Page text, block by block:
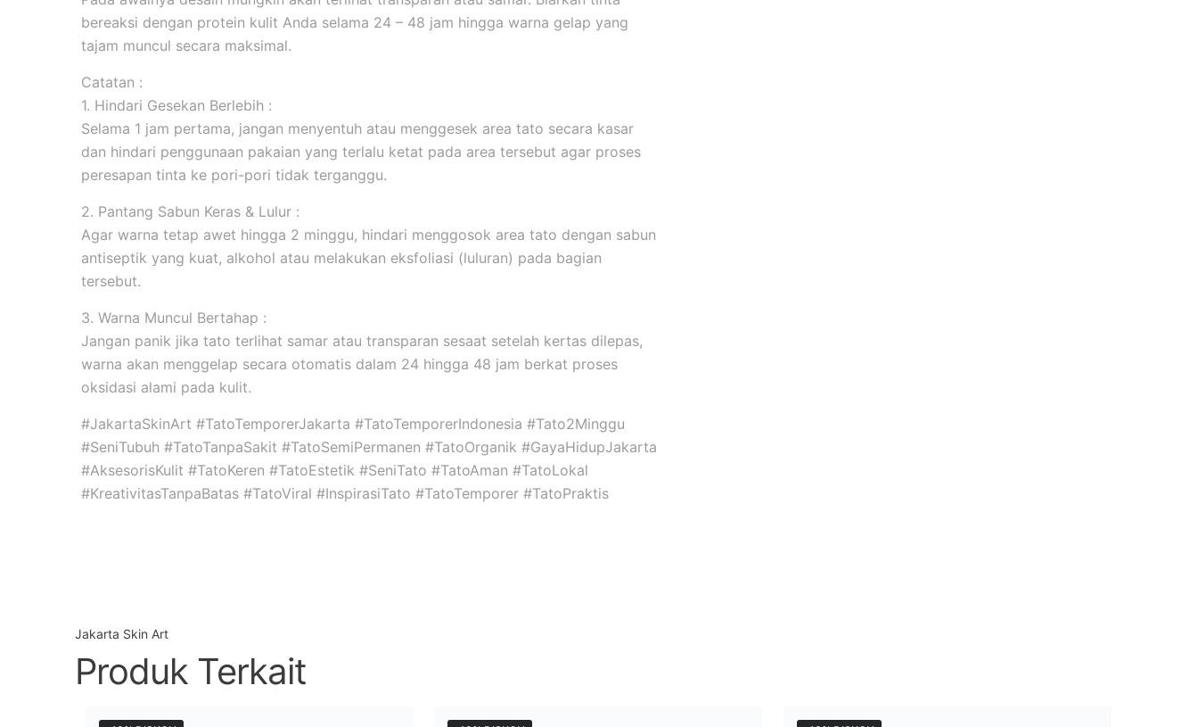
bereaksi dengan protein kulit Anda selama 24 – 48 jam hingga warna gelap yang
tajam muncul secara maksimal.
Catatan :
1. Hindari Gesekan Berlebih :
Selama 1 jam pertama, jangan menyentuh atau menggesek area tato secara kasar
dan hindari penggunaan pakaian yang terlalu ketat pada area tersebut agar proses
peresapan tinta ke pori-pori tidak terganggu.
2. Pantang Sabun Keras & Lulur :
Agar warna tetap awet hingga 2 minggu, hindari menggosok area tato dengan sabun
antiseptik yang kuat, alkohol atau melakukan eksfoliasi (luluran) pada bagian
tersebut.
3. Warna Muncul Bertahap :
Jangan panik jika tato terlihat samar atau transparan sesaat setelah kertas dilepas,
warna akan menggelap secara otomatis dalam 24 hingga 48 jam berkat proses
oksidasi alami pada kulit.
#JakartaSkinArt #TatoTemporerJakarta #TatoTemporerIndonesia #Tato2Minggu
#SeniTubuh #TatoTanpaSakit #TatoSemiPermanen #TatoOrganik #GayaHidupJakarta
#AksesorisKulit #TatoKeren #TatoEstetik #SeniTato #TatoAman #TatoLokal
#KreativitasTanpaBatas #TatoViral #InspirasiTato #TatoTemporer #TatoPraktis
Jakarta Skin Art
Produk Terkait